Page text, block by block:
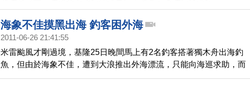
海象不佳摸黑出海 釣客困外海
2011-06-26 21:41:55
米雷颱風才剛過境，基隆25日晚間馬上有2名釣客搭著獨木舟出海釣
魚，但由於海象不佳，遭到大浪推出外海漂流，只能向海巡求助，而
收到求救訊號的海巡隊出動10名工作人員在海上摸黑2個多小時，終